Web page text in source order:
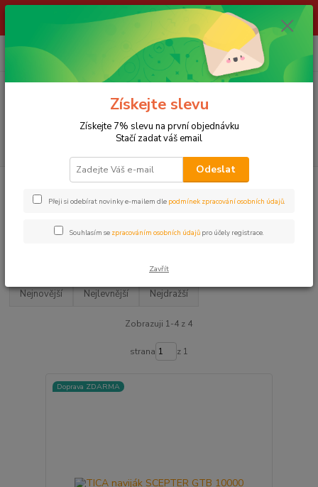
ŽIVÉ NÁSTRAHY !!! NEPOSÍLÁME !!! - ODBĚR POUZE NA NAŠÍ
za
NAVIJÁKY Velkokapacitní TICA
Nejnovější Nejlevnější Nejdražší
Zobrazuji 1-4 z 4
strana z 1
Doprava ZDARMA
Získejte slevu
Získejte 7% slevu na první objednávku
Stačí zadat váš email
Odeslat
Přeji si odebírat novinky e-mailem dle podmínek zpracování osobních údajů.
Souhlasím se zpracováním osobních údajů pro účely registrace.
Zavřít